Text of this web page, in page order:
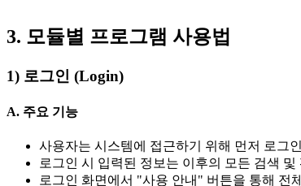
3. 모듈별 프로그램 사용법
1) 로그인 (Login)
A. 주요 기능
사용자는 시스템에 접근하기 위해 먼저 로그
로그인 시 입력된 정보는 이후의 모든 검색
로그인 화면에서 "사용 안내" 버튼을 통해 전